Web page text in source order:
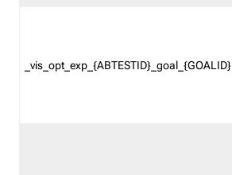
_vis_opt_exp_{ABTESTID}_goal_{GOALID}